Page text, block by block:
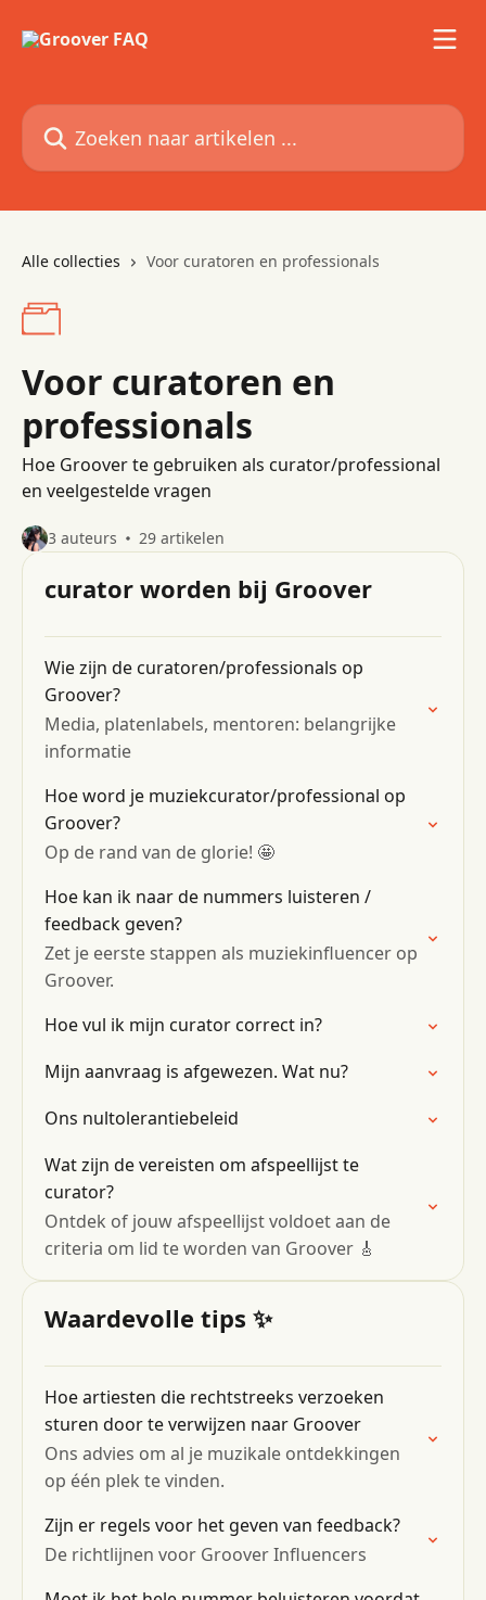
Zoeken naar artikelen ...
Alle collecties Voor curatoren en professionals
Voor curatoren en
professionals
Hoe Groover te gebruiken als curator/professional
en veelgestelde vragen
3 auteurs 29 artikelen
curator worden bij Groover
Wie zijn de curatoren/professionals op
Groover?
Media, platenlabels, mentoren: belangrijke
informatie
Hoe word je muziekcurator/professional op
Groover?
Op de rand van de glorie! 🤩
Hoe kan ik naar de nummers luisteren /
feedback geven?
Zet je eerste stappen als muziekinfluencer op
Groover.
Hoe vul ik mijn curator correct in?
Mijn aanvraag is afgewezen. Wat nu?
Ons nultolerantiebeleid
Wat zijn de vereisten om afspeellijst te
curator?
Ontdek of jouw afspeellijst voldoet aan de
criteria om lid te worden van Groover 🎸
Waardevolle tips ✨
Hoe artiesten die rechtstreeks verzoeken
sturen door te verwijzen naar Groover
Ons advies om al je muzikale ontdekkingen
op één plek te vinden.
Zijn er regels voor het geven van feedback?
De richtlijnen voor Groover Influencers